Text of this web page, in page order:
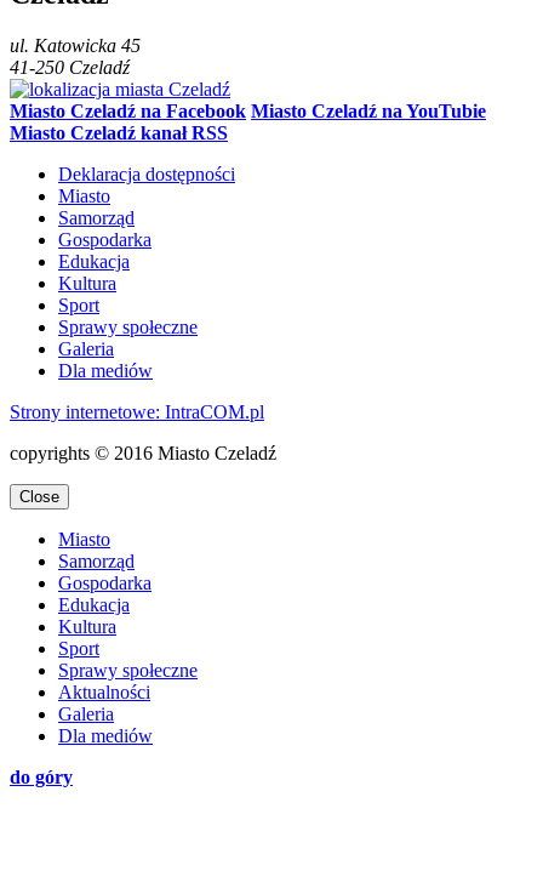
ul. Katowicka 45
41-250 Czeladź
Miasto Czeladź na Facebook Miasto Czeladź na YouTubie
Miasto Czeladź kanał RSS
Deklaracja dostępności
Miasto
Samorząd
Gospodarka
Edukacja
Kultura
Sport
Sprawy społeczne
Galeria
Dla mediów
Strony internetowe: IntraCOM.pl
copyrights © 2016 Miasto Czeladź
Close
Miasto
Samorząd
Gospodarka
Edukacja
Kultura
Sport
Sprawy społeczne
Aktualności
Galeria
Dla mediów
do góry